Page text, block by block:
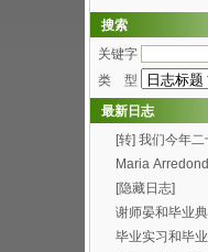
搜索
关键字
类 型
最新日志
[转] 我们今年
Maria
[隐藏日志]
谢师晏和毕业
毕业实习和毕